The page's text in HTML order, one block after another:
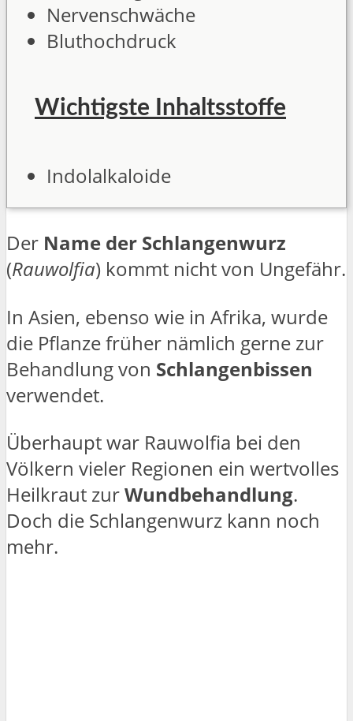
Nervenschwäche
Bluthochdruck
Wichtigste Inhaltsstoffe
Indolalkaloide
Der Name der Schlangenwurz
(Rauwolfia) kommt nicht von Ungefähr.
In Asien, ebenso wie in Afrika, wurde
die Pflanze früher nämlich gerne zur
Behandlung von Schlangenbissen
verwendet.
Überhaupt war Rauwolfia bei den
Völkern vieler Regionen ein wertvolles
Heilkraut zurWundbehandlung.
Doch die Schlangenwurz kann noch
mehr.